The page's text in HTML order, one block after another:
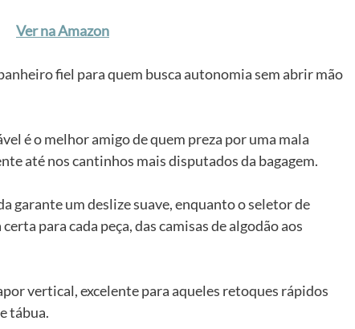
Ver na Amazon
fiel para quem busca autonomia sem abrir mão
é o melhor amigo de quem preza por uma mala
até nos cantinhos mais disputados da bagagem.
garante um deslize suave, enquanto o seletor de
para cada peça, das camisas de algodão aos
vertical, excelente para aqueles retoques rápidos
tábua.